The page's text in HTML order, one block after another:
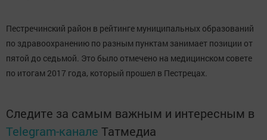
Пестречинский район в рейтинге муниципальных образований
по здравоохранению по разным пунктам занимает позиции от
пятой до седьмой. Это было отмечено на медицинском совете
по итогам 2017 года, который прошел в Пестрецах.
Следите за самым важным и интересным в
Telegram-канале Татмедиа